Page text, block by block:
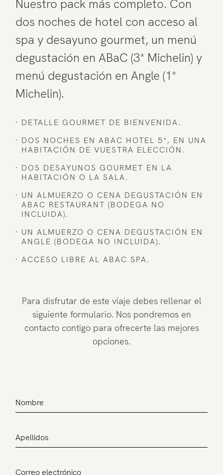
Penthouse
Gimnasio y Spa
Restaurante
Experiencias
Nuestro pack más completo. Con
dos noches de hotel con acceso al
spa y desayuno gourmet, un menú
degustación en ABaC (3* Michelin) y
menú degustación en Angle (1*
Michelin).
DETALLE GOURMET DE BIENVENIDA.
DOS NOCHES EN ABAC HOTEL 5*, EN UNA
HABITACIÓN DE VUESTRA ELECCIÓN.
DOS DESAYUNOS GOURMET EN LA
HABITACIÓN O LA SALA.
UN ALMUERZO O CENA DEGUSTACIÓN EN
ABAC RESTAURANT (BODEGA NO
INCLUIDA).
UN ALMUERZO O CENA DEGUSTACIÓN EN
ANGLE (BODEGA NO INCLUIDA).
ACCESO LIBRE AL ABAC SPA.
Para disfrutar de este viaje debes rellenar el
siguiente formulario. Nos pondremos en
contacto contigo para ofrecerte las mejores
opciones.